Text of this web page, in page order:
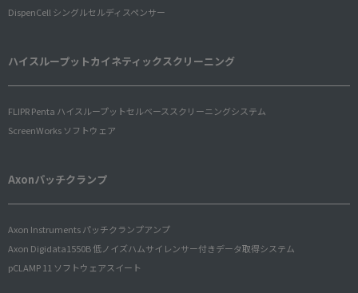
DispenCell シングルセルディスペンサー
ハイスループットカイネティックスクリーニング
FLIPR Penta ハイスループットセルベーススクリーニングシステム
ScreenWorks ソフトウェア
Axonパッチクランプ
Axon Instruments パッチクランプアンプ
Axon Digidata1550B 低ノイズハムサイレンサー付きデータ取得システム
pCLAMP 11 ソフトウェアスイート